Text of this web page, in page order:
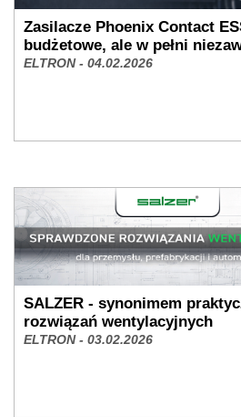
Zasilacze Phoenix Contact
budżetowe, ale w pełni
ELTRON - 04.02.2026
SALZER - synonimem
rozwiązań wentylacyjnych
ELTRON - 03.02.2026